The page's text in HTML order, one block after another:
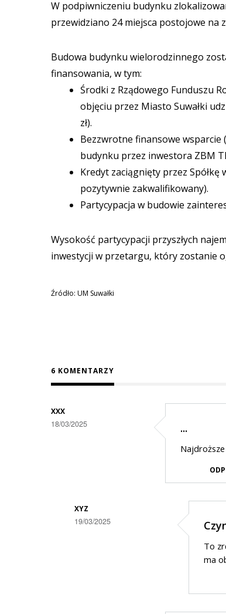
W podpiwniczeniu budynku
przewidziano 24 miejsca postojowe na
Budowa budynku wielorodzinnego
finansowania, w tym:
Środki z Rządowego Funduszu
objęciu przez Miasto Suwałki
zł).
Bezzwrotne finansowe wsparcie
budynku przez inwestora ZBM
Kredyt zaciągnięty przez
pozytywnie zakwalifikowany).
Partycypacja w budowie
Wysokość partycypacji przyszłych
inwestycji w przetargu, który zostanie
Źródło: UM Suwałki
6 KOMENTARZY
XXX
18/03/2025 ...
XYZ
19/03/2025
To
ma